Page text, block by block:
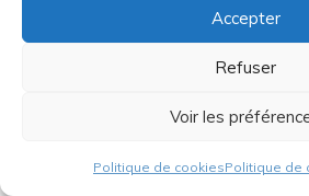
Accepter
Refuser
Voir les
Politique de cookiesPolitique de
variations agaçantes. Donc,
“présent” uniquement quand il
conséquent, des fixations solides et
empêche la montée du bruit avec le